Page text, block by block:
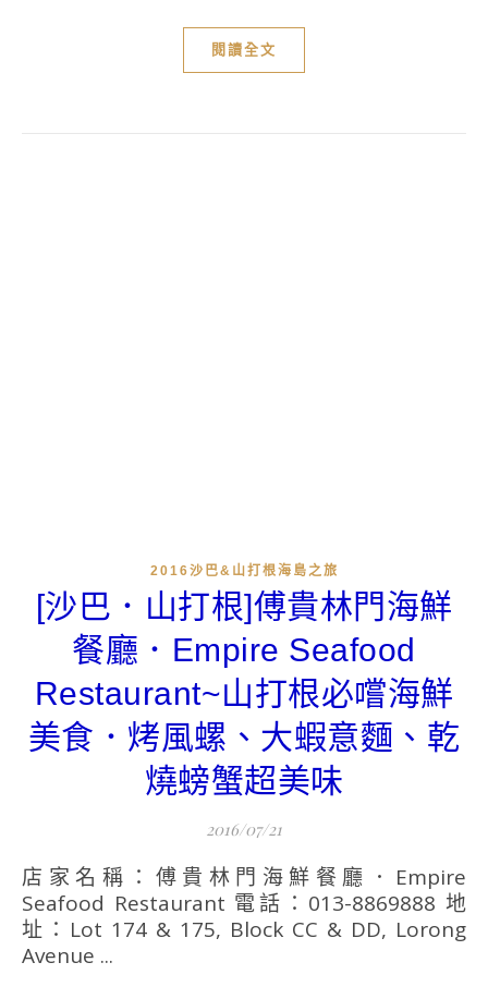
閱讀全文
2016沙巴&山打根海島之旅
[沙巴．山打根]傅貴林門海鮮
餐廳．Empire Seafood
Restaurant~山打根必嚐海鮮
美食．烤風螺、大蝦意麵、乾
燒螃蟹超美味
2016/07/21
店家名稱：傅貴林門海鮮餐廳．Empire
Seafood Restaurant 電話：013-8869888 地
址：Lot 174 & 175, Block CC & DD, Lorong
Avenue ...